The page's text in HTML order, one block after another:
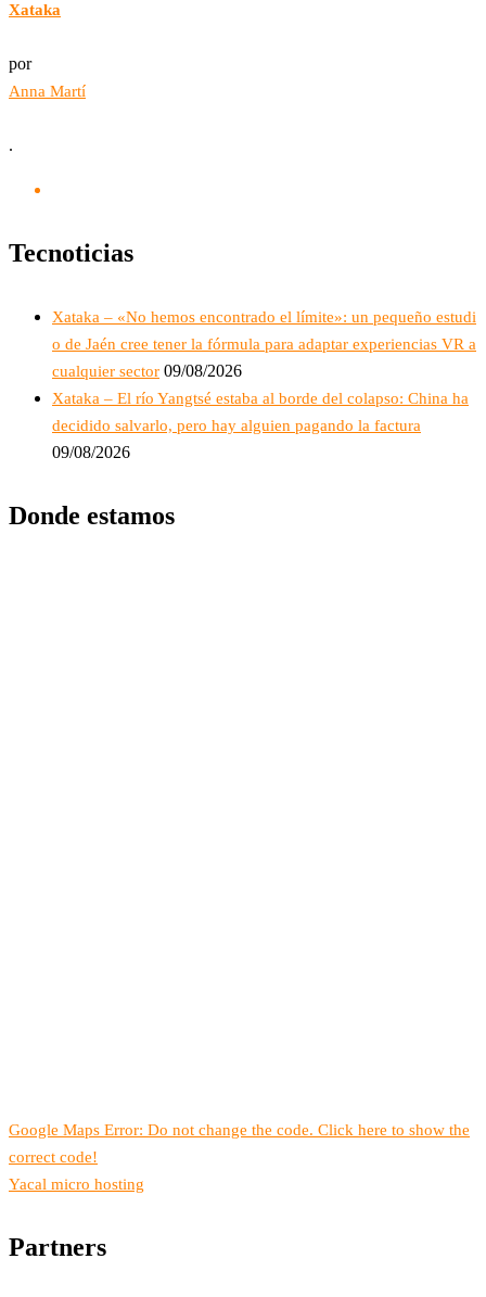
Xataka
por
Anna Martí
.
Tecnoticias
Xataka – «No hemos encontrado el límite»: un pequeño estudi
o de Jaén cree tener la fórmula para adaptar experiencias VR a
cualquier sector 09/08/2026
Xataka – El río Yangtsé estaba al borde del colapso: China ha
decidido salvarlo, pero hay alguien pagando la factura
09/08/2026
Donde estamos
Google Maps Error: Do not change the code. Click here to show the
correct code!
Yacal micro hosting
Partners